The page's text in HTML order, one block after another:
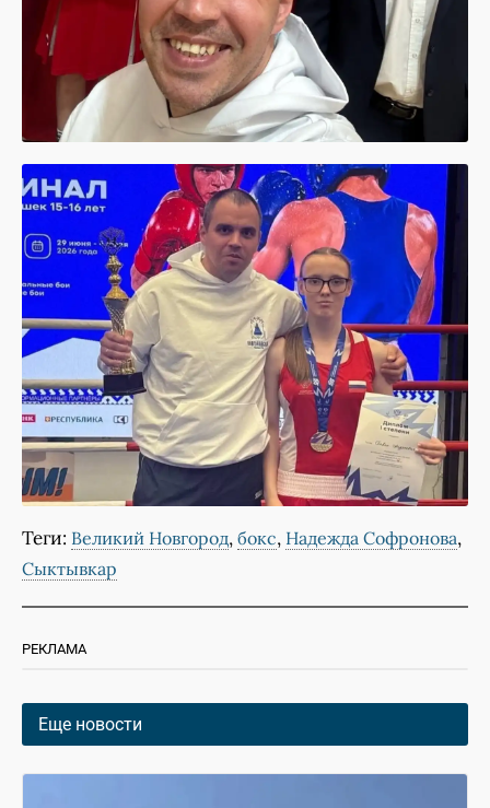
Теги: Великий Новгород, бокс, Надежда Софронова,
Сыктывкар
РЕКЛАМА
Еще новости